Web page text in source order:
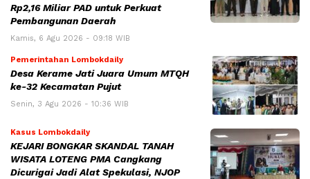
Rp2,16 Miliar PAD untuk Perkuat
Pembangunan Daerah
Kamis, 6 Agu 2026 - 09:18 WIB
Pemerintahan Lombokdaily
Desa Kerame Jati Juara Umum MTQH
ke-32 Kecamatan Pujut
Senin, 3 Agu 2026 - 10:36 WIB
Kasus Lombokdaily
KEJARI BONGKAR SKANDAL TANAH
WISATA LOTENG PMA Cangkang
Dicurigai Jadi Alat Spekulasi, NJOP